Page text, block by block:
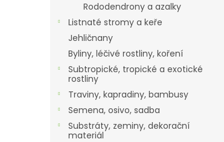
Rododendrony a azalky
Listnaté stromy a keře
Jehličnany
Byliny, léčivé rostliny, koření
Subtropické, tropické a exotické
rostliny
Traviny, kapradiny, bambusy
Semena, osivo, sadba
Substráty, zeminy, dekorační
materiál